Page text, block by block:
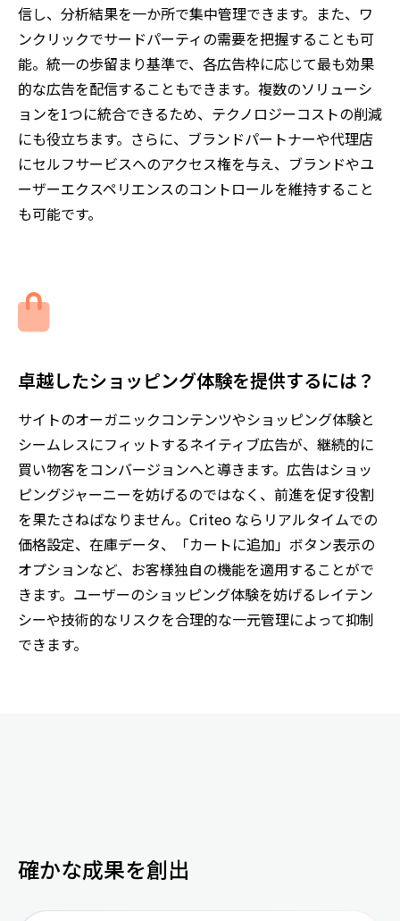
信し、分析結果を一か所で集中管理できます。また、ワ
ンクリックでサードパーティの需要を把握することも可
能。統一の歩留まり基準で、各広告枠に応じて最も効果
的な広告を配信することもできます。複数のソリューシ
ョンを1つに統合できるため、テクノロジーコストの削減
にも役立ちます。さらに、ブランドパートナーや代理店
にセルフサービスへのアクセス権を与え、ブランドやユ
ーザーエクスペリエンスのコントロールを維持すること
も可能です。
卓越したショッピング体験を提供するには？
サイトのオーガニックコンテンツやショッピング体験と
シームレスにフィットするネイティブ広告が、継続的に
買い物客をコンバージョンへと導きます。広告はショッ
ピングジャーニーを妨げるのではなく、前進を促す役割
を果たさねばなりません。Criteo ならリアルタイムでの
価格設定、在庫データ、「カートに追加」ボタン表示の
オプションなど、お客様独自の機能を適用することがで
きます。ユーザーのショッピング体験を妨げるレイテン
シーや技術的なリスクを合理的な一元管理によって抑制
できます。
確かな成果を創出